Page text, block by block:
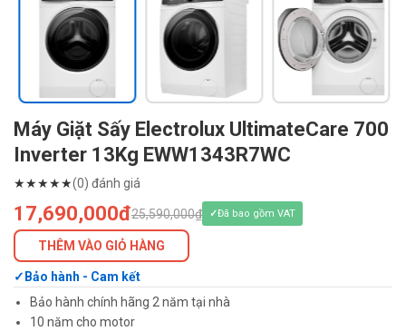
Máy Giặt Sấy Electrolux UltimateCare 700
Inverter 13Kg EWW1343R7WC
★★★★★(0) đánh giá
17,690,000đ25,590,000₫ Đã bao gồm VAT
THÊM VÀO GIỎ HÀNG
Bảo hành - Cam kết
Bảo hành chính hãng 2 năm tại nhà
10 năm cho motor